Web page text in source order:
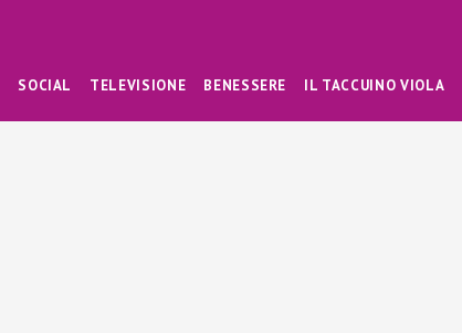
SOCIAL TELEVISIONE BENESSERE IL TACCUINO VIOLA